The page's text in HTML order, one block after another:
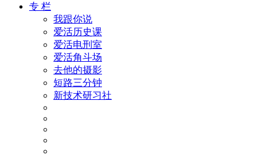
专 栏
我跟你说
爱活历史课
爱活电刑室
爱活角斗场
去他的摄影
短路三分钟
新技术研习社